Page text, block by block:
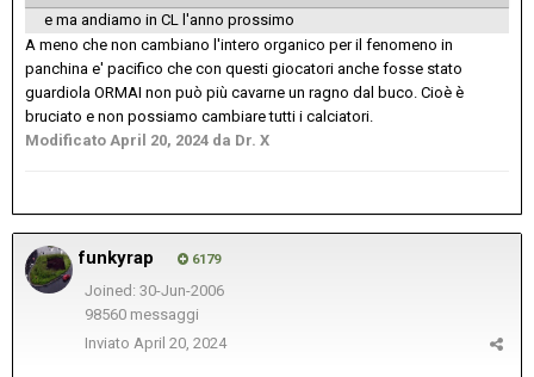
e ma andiamo in CL l'anno prossimo
A meno che non cambiano l'intero organico per il fenomeno in
panchina e' pacifico che con questi giocatori anche fosse stato
guardiola ORMAI non può più cavarne un ragno dal buco. Cioè è
bruciato e non possiamo cambiare tutti i calciatori.
Modificato April 20, 2024 da Dr. X
funkyrap 6179
Joined: 30-Jun-2006
98560 messaggi
Inviato April 20, 2024